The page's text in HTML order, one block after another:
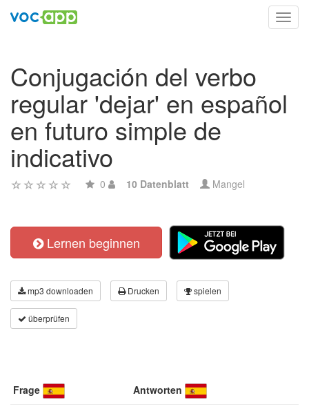
Conjugación del verbo
regular 'dejar' en español
en futuro simple de
indicativo
0 10 Datenblatt Mangel
Lernen beginnen
mp3 downloaden Drucken spielen
überprüfen
Frage Antworten